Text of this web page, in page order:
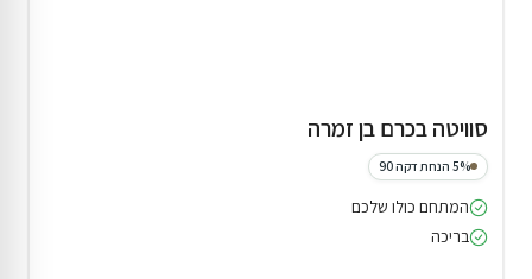
סוויטה בכרם בן זמרה
5% הנחת דקה 90
המתחם כולו שלכם
בריכה